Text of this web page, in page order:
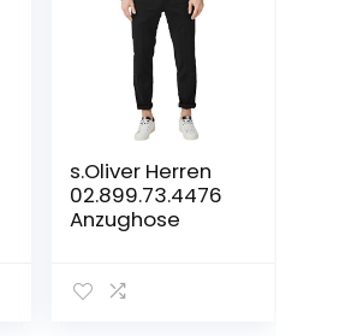
s.Oliver Herren
02.899.73.4476
Anzughose